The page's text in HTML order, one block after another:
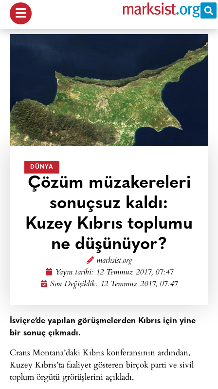
DÜNYA
Çözüm müzakereleri
sonuçsuz kaldı:
Kuzey Kıbrıs toplumu
ne düşünüyor?
marksist.org
Yayın tarihi: 12 Temmuz 2017, 07:47
Son Değişiklik: 12 Temmuz 2017, 07:47
İsviçre’de yapılan görüşmelerden Kıbrıs için yine
bir sonuç çıkmadı.
Crans Montana’daki Kıbrıs konferansının ardından,
Kuzey Kıbrıs’ta faaliyet gösteren birçok parti ve sivil
toplum örgütü grörüşlerini açıkladı.